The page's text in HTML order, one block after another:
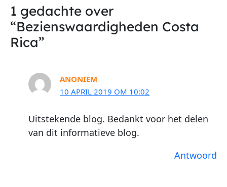
1 gedachte over
“Bezienswaardigheden Costa
Rica”
ANONIEM
10 APRIL 2019 OM 10:02
Uitstekende blog. Bedankt voor het delen
van dit informatieve blog.
Antwoord